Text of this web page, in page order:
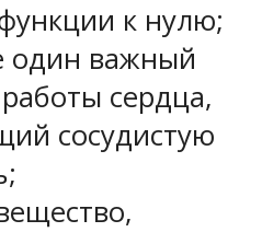
к нулю;
один важный
сердца,
сосудистую